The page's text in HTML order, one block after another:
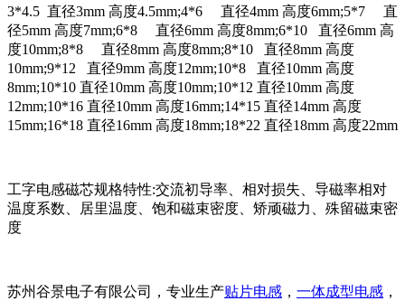
3*4.5 直径3mm 高度4.5mm;4*6 直径4mm 高度6mm;5*7 直
径5mm 高度7mm;6*8 直径6mm 高度8mm;6*10 直径6mm 高
度10mm;8*8 直径8mm 高度8mm;8*10 直径8mm 高度
10mm;9*12 直径9mm 高度12mm;10*8 直径10mm 高度
8mm;10*10 直径10mm 高度10mm;10*12 直径10mm 高度
12mm;10*16 直径10mm 高度16mm;14*15 直径14mm 高度
15mm;16*18 直径16mm 高度18mm;18*22 直径18mm 高度22mm
工字电感磁芯规格特性:交流初导率、相对损失、导磁率相对
温度系数、居里温度、饱和磁束密度、矫顽磁力、殊留磁束密
度
苏州谷景电子有限公司，专业生产贴片电感 ， 一体成型电感 ，